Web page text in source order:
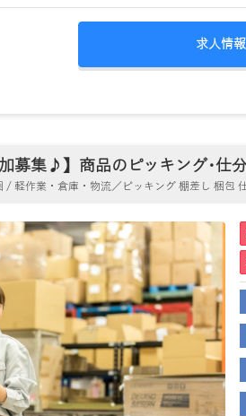
求人情
加募集♪】商品のピッキング･
/ 軽作業・倉庫・物流／ピッキング 棚差し 梱包